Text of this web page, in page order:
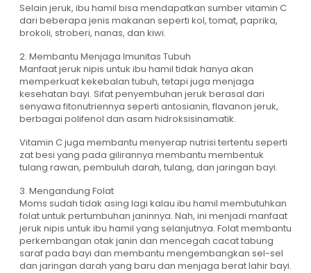
Selain jeruk, ibu hamil bisa mendapatkan sumber vitamin C
dari beberapa jenis makanan seperti kol, tomat, paprika,
brokoli, stroberi, nanas, dan kiwi.
2. Membantu Menjaga Imunitas Tubuh
Manfaat jeruk nipis untuk ibu hamil tidak hanya akan
memperkuat kekebalan tubuh, tetapi juga menjaga
kesehatan bayi. Sifat penyembuhan jeruk berasal dari
senyawa fitonutriennya seperti antosianin, flavanon jeruk,
berbagai polifenol dan asam hidroksisinamatik.
Vitamin C juga membantu menyerap nutrisi tertentu seperti
zat besi yang pada gilirannya membantu membentuk
tulang rawan, pembuluh darah, tulang, dan jaringan bayi.
3. Mengandung Folat
Moms sudah tidak asing lagi kalau ibu hamil membutuhkan
folat untuk pertumbuhan janinnya. Nah, ini menjadi manfaat
jeruk nipis untuk ibu hamil yang selanjutnya. Folat membantu
perkembangan otak janin dan mencegah cacat tabung
saraf pada bayi dan membantu mengembangkan sel-sel
dan jaringan darah yang baru dan menjaga berat lahir bayi.